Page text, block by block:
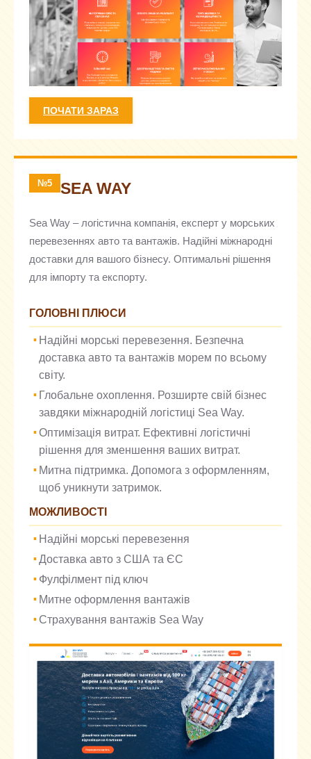
ПОЧАТИ ЗАРАЗ
№5 SEA WAY
Sea Way – логістична компанія, експерт у морських
перевезеннях авто та вантажів. Надійні міжнародні
доставки для вашого бізнесу. Оптимальні рішення
для імпорту та експорту.
ГОЛОВНІ ПЛЮСИ
Надійні морські перевезення. Безпечна
доставка авто та вантажів морем по всьому
світу.
Глобальне охоплення. Розширте свій бізнес
завдяки міжнародній логістиці Sea Way.
Оптимізація витрат. Ефективні логістичні
рішення для зменшення ваших витрат.
Митна підтримка. Допомога з оформленням,
щоб уникнути затримок.
МОЖЛИВОСТІ
Надійні морські перевезення
Доставка авто з США та ЄС
Фулфілмент під ключ
Митне оформлення вантажів
Страхування вантажів Sea Way